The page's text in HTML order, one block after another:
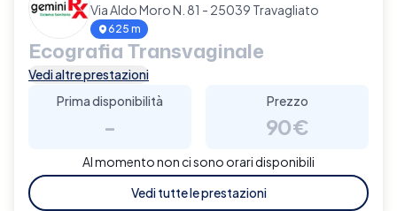
Via Aldo Moro N. 81 - 25039 Travagliato
625 m
Ecografia Transvaginale
Vedi altre prestazioni
Prima disponibilità
-
Prezzo
90€
Al momento non ci sono orari disponibili
Vedi tutte le prestazioni